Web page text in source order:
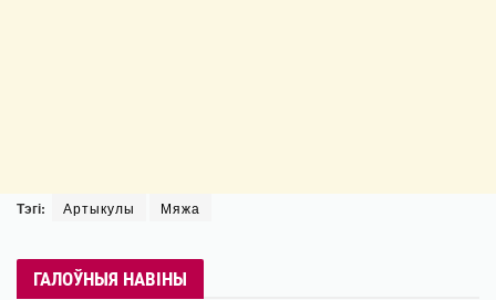
Тэгі: Артыкулы Мяжа
ГАЛОЎНЫЯ НАВІНЫ